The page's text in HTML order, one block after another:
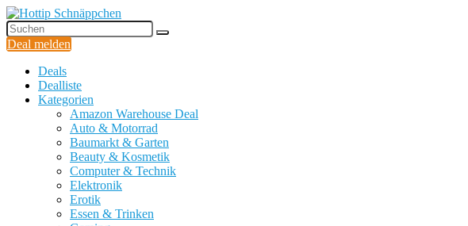
Deal melden
Deals
Dealliste
Kategorien
Amazon Warehouse Deal
Auto & Motorrad
Baumarkt & Garten
Beauty & Kosmetik
Computer & Technik
Elektronik
Erotik
Essen & Trinken